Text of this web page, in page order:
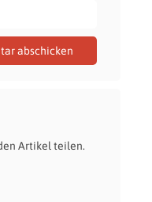
Artikel teilen.